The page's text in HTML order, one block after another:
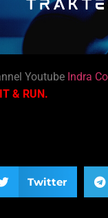
Youtube Indra
& RUN.
Twitter